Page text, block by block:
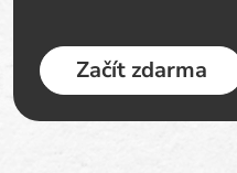
Začít zdarma